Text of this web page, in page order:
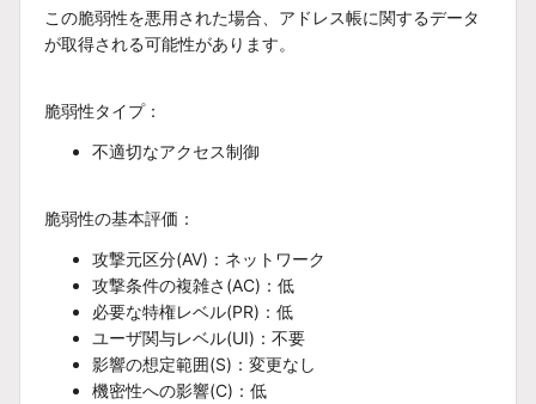
この脆弱性を悪用された場合、アドレス帳に関するデータ
が取得される可能性があります。
脆弱性タイプ：
不適切なアクセス制御
脆弱性の基本評価：
攻撃元区分(AV)：ネットワーク
攻撃条件の複雑さ(AC)： 低
必要な特権レベル(PR)： 低
ユーザ関与レベル(UI)：不要
影響の想定範囲(S)：変更なし
機密性への影響(C)：低